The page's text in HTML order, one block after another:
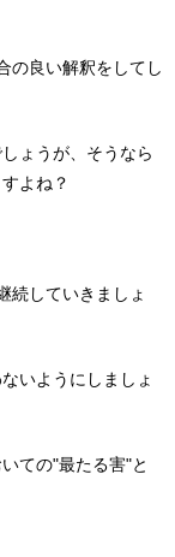
の良い解釈をしてし
ょうが、そうなら
よね？
続していきましょ
いようにしましょ
ての"最たる害"と